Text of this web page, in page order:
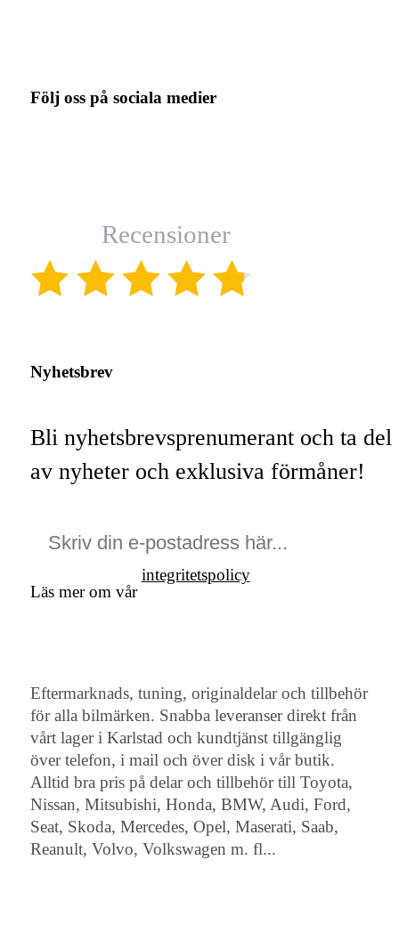
Följ oss på sociala medier
Recensioner
Nyhetsbrev
Bli nyhetsbrevsprenumerant och ta del
av nyheter och exklusiva förmåner!
Läs mer om vår
integritetspolicy
Eftermarknads, tuning, originaldelar och tillbehör
för alla bilmärken. Snabba leveranser direkt från
vårt lager i Karlstad och kundtjänst tillgänglig
över telefon, i mail och över disk i vår butik.
Alltid bra pris på delar och tillbehör till Toyota,
Nissan, Mitsubishi, Honda, BMW, Audi, Ford,
Seat, Skoda, Mercedes, Opel, Maserati, Saab,
Reanult, Volvo, Volkswagen m. fl...